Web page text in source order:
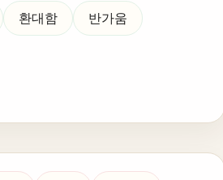
환대함 반가움